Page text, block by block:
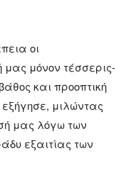
οι
μας μόνον τέσσερις-
και προοπτική
μιλώντας
μας λόγω των
εξαιτίας των